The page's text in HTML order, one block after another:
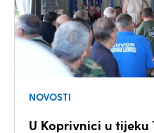
NOVOSTI
U Koprivnici u tijeku